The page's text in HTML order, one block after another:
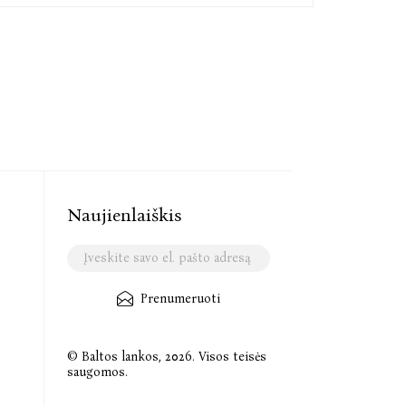
Naujienlaiškis
Prenumeruoti
© Baltos lankos, 2026. Visos teisės
saugomos.